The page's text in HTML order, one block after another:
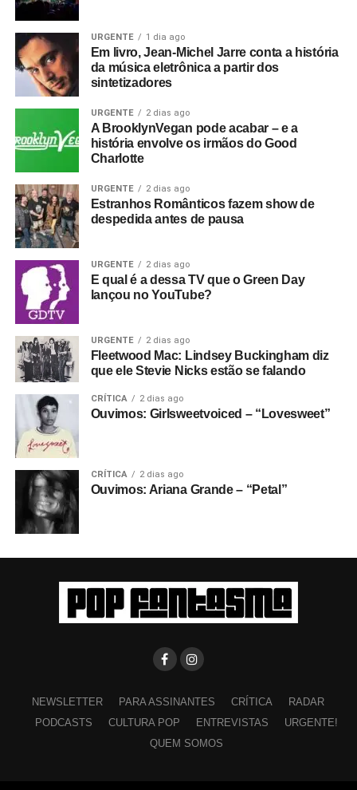
URGENTE 1 dia ago
Em livro, Jean-Michel Jarre conta a história
da música eletrônica a partir dos
sintetizadores
URGENTE 2 dias ago
A BrooklynVegan pode acabar – e a
história envolve os irmãos do Good
Charlotte
URGENTE 2 dias ago
Estranhos Românticos fazem show de
despedida antes de pausa
URGENTE 2 dias ago
E qual é a dessa TV que o Green Day
lançou no YouTube?
URGENTE 2 dias ago
Fleetwood Mac: Lindsey Buckingham diz
que ele Stevie Nicks estão se falando
CRÍTICA 2 dias ago
Ouvimos: Girlsweetvoiced – “Lovesweet”
CRÍTICA 2 dias ago
Ouvimos: Ariana Grande – “Petal”
NEWSLETTER PARA ASSINANTES CRÍTICA
RADAR
PODCASTS
CULTURA POP ENTREVISTAS
URGENTE!
QUEM SOMOS